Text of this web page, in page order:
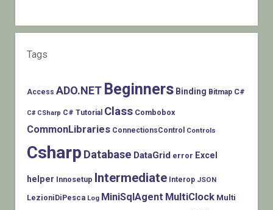
Tags
Access ADO.NET Beginners Binding Bitmap C#
C# CSharp C# Tutorial Class Combobox
CommonLibraries ConnectionsControl Controls
Csharp Database DataGrid error Excel
helper Innosetup Intermediate Interop JSON
LezioniDiPesca Log MiniSqlAgent MultiClock Multi